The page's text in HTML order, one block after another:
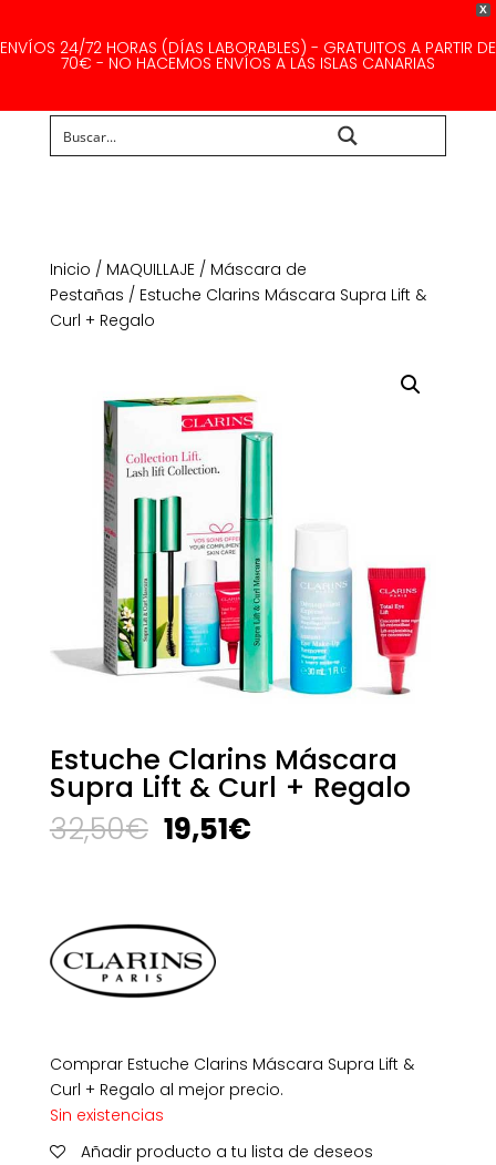
X
ENVÍOS 24/72 HORAS (DÍAS LABORABLES) - GRATUITOS A PARTIR DE
70€ - NO HACEMOS ENVÍOS A LAS ISLAS CANARIAS
Inicio / MAQUILLAJE/ Máscara de
Pestañas / Estuche Clarins Máscara Supra Lift &
Curl + Regalo
Estuche Clarins Máscara
Supra Lift & Curl + Regalo
32,50€ El
precio
32,50€.
19,51€El
Comprar Estuche Clarins Máscara Supra Lift &
Curl + Regalo al mejor precio.
Sin existencias
Añadir producto a tu lista de deseos